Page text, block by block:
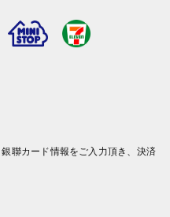
聯カード情報をご入力頂き、決済